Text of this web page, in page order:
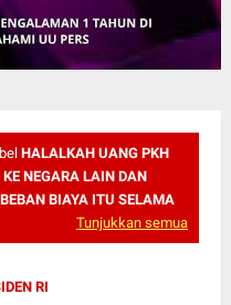
HALALKAH UANG PKH
NEGARA LAIN DAN
BIAYA ITU SELAMA
Tunjukkan semua
RI